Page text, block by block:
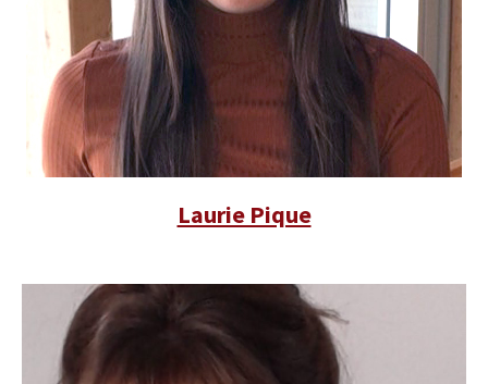
Laurie Pique